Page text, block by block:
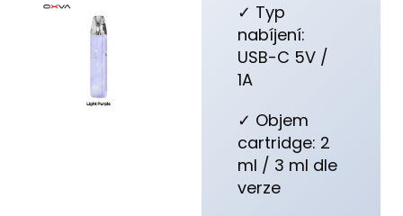
✓ Typ
nabíjení:
USB-C 5V /
1A
✓ Objem
cartridge: 2
ml / 3 ml dle
verze